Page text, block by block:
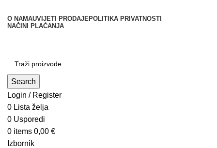
O NAMAUVIJETI PRODAJEPOLITIKA PRIVATNOSTI
NAČINI PLAĆANJA
Search
Login / Register
0 Lista želja
0 Usporedi
0 items 0,00 €
Izbornik